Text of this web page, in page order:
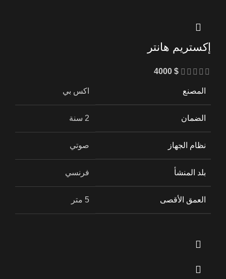
إكستريم هانتر
4000 $
المصنع اكس بي
الضمان 2 سنة
نظام الجهاز صوتي
بلد المنشأ فرنسي
العمق الأقصى 5 متر